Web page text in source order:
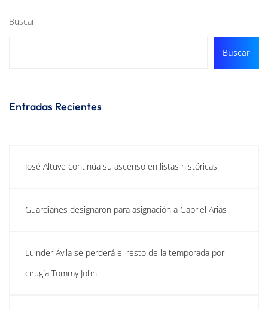
Buscar
Buscar
Entradas Recientes
José Altuve continúa su ascenso en listas históricas
Guardianes designaron para asignación a Gabriel Arias
Luinder Ávila se perderá el resto de la temporada por
cirugía Tommy John